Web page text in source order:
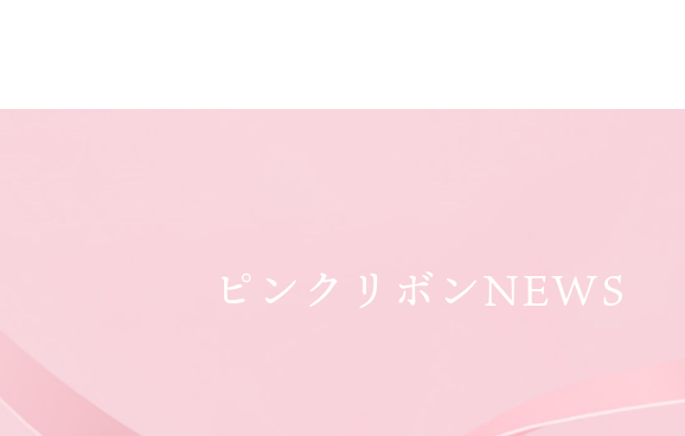
ピンクリボンNEWS